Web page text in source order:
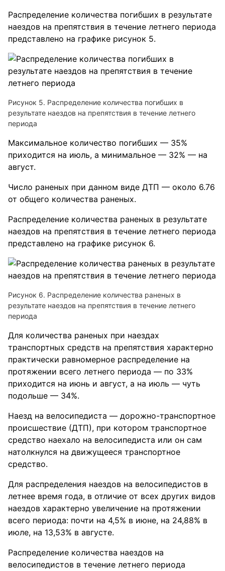
Распределение количества погибших в результате
наездов на препятствия в течение летнего периода
представлено на графике рисунок 5.
Рисунок 5. Распределение количества погибших в
результате наездов на препятствия в течение летнего
периода
Максимальное количество погибших — 35%
приходится на июль, а минимальное — 32% — на
август.
Число раненых при данном виде ДТП — около 6.76
от общего количества раненых.
Распределение количества раненых в результате
наездов на препятствия в течение летнего периода
представлено на графике рисунок 6.
Рисунок 6. Распределение количества раненых в
результате наездов на препятствия в течение летнего
периода
Для количества раненых при наездах
транспортных средств на препятствия характерно
практически равномерное распределение на
протяжении всего летнего периода — по 33%
приходится на июнь и август, а на июль — чуть
подольше — 34%.
Наезд на велосипедиста — дорожно-транспортное
происшествие (ДТП), при котором транспортное
средство наехало на велосипедиста или он сам
натолкнулся на движущееся транспортное
средство.
Для распределения наездов на велосипедистов в
летнее время года, в отличие от всех других видов
наездов характерно увеличение на протяжении
всего периода: почти на 4,5% в июне, на 24,88% в
июле, на 13,53% в августе.
Распределение количества наездов на
велосипедистов в течение летнего периода